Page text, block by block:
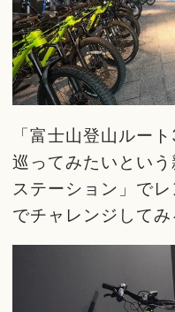
「富士山登山ルー
巡ってみたいとい
ステーション」で
でチャレンジしてみ